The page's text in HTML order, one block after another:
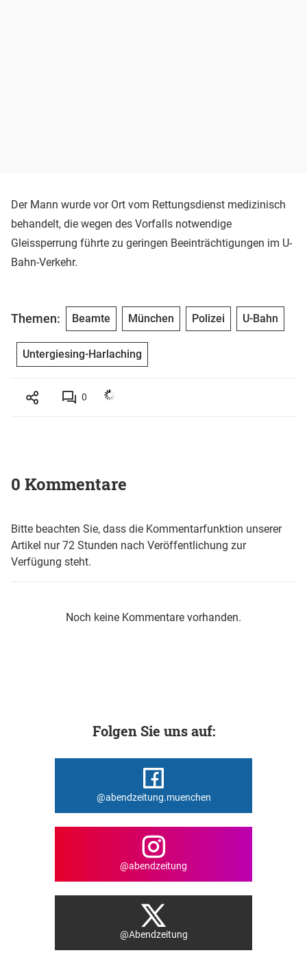
Der Mann wurde vor Ort vom Rettungsdienst medizinisch
behandelt, die wegen des Vorfalls notwendige
Gleissperrung führte zu geringen Beeinträchtigungen im U-
Bahn-Verkehr.
Themen: Beamte München Polizei U-Bahn
Untergiesing-Harlaching
0
0 Kommentare
Bitte beachten Sie, dass die Kommentarfunktion unserer
Artikel nur 72 Stunden nach Veröffentlichung zur
Verfügung steht.
Noch keine Kommentare vorhanden.
Folgen Sie uns auf:
@abendzeitung.muenchen
@abendzeitung
@Abendzeitung